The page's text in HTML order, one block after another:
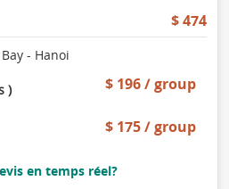
$ 474
- Hanoi
) $ 196 / group
$ 175 / group
en temps réel?